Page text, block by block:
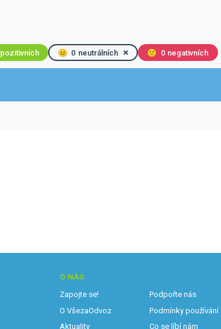
pozitivních 😐 0 neutrálních 🙁 0 negativních
O NÁS
Zapojte se!
O VšezaOdvoz
Aktuality
Podpořte nás
Podmínky používání
Co se líbí nám